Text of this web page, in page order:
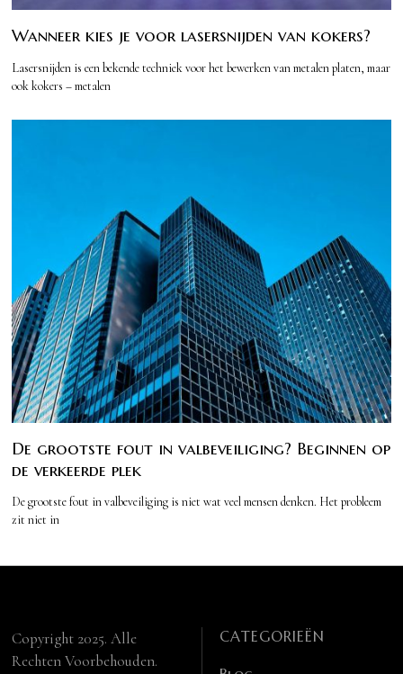
Wanneer kies je voor lasersnijden van kokers?
Lasersnijden is een bekende techniek voor het bewerken van metalen platen, maar
ook kokers – metalen
De grootste fout in valbeveiliging? Beginnen op
de verkeerde plek
De grootste fout in valbeveiliging is niet wat veel mensen denken. Het probleem
zit niet in
Copyright 2025. Alle
Rechten Voorbehouden.
CATEGORIEËN